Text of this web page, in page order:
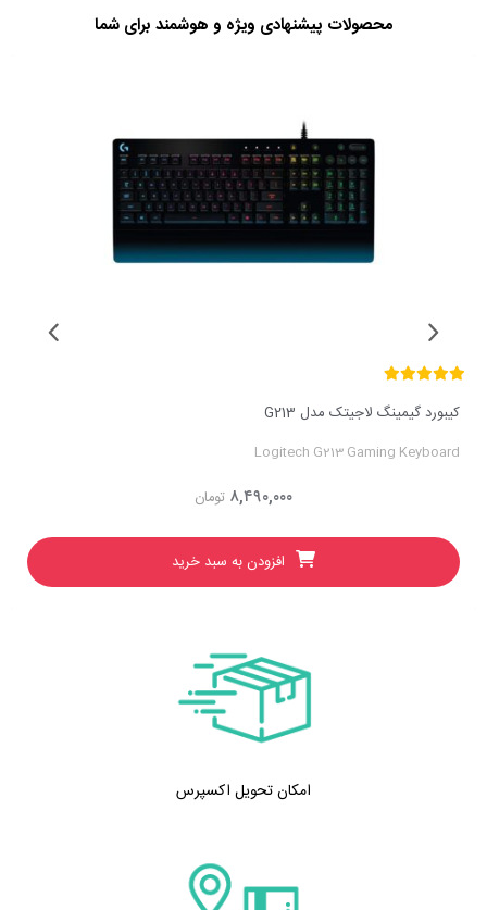
محصولات پیشنهادی ویژه و هوشمند برای شما
کیبورد گیمینگ لاجیتک مدل G213
Logitech G213 Gaming Keyboard
تومان ۸,۴۹۰,۰۰۰
افزودن به سبد خرید
امکان تحویل اکسپرس